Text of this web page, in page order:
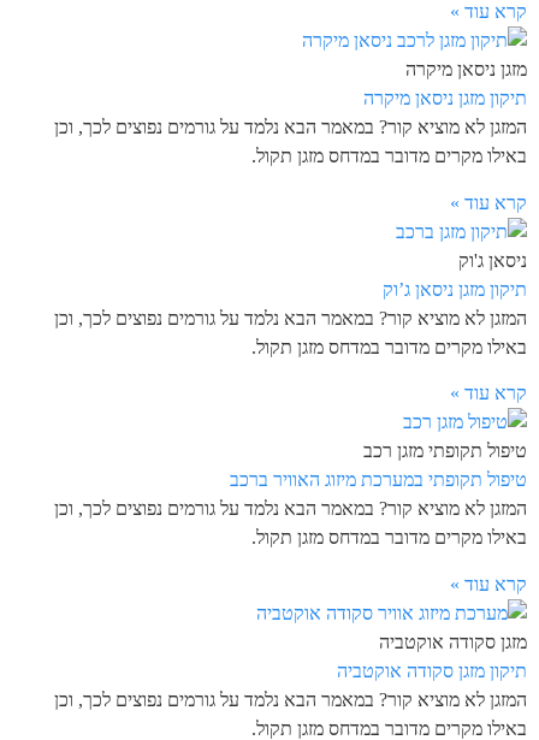
קרא עוד »
מזגן ניסאן מיקרה
תיקון מזגן ניסאן מיקרה
המזגן לא מוציא קור? במאמר הבא נלמד על גורמים נפוצים לכך, וכן
באילו מקרים מדובר במדחס מזגן תקול.
קרא עוד »
ניסאן ג'וק
תיקון מזגן ניסאן ג’וק
המזגן לא מוציא קור? במאמר הבא נלמד על גורמים נפוצים לכך, וכן
באילו מקרים מדובר במדחס מזגן תקול.
קרא עוד »
טיפול תקופתי מזגן רכב
טיפול תקופתי במערכת מיזוג האוויר ברכב
המזגן לא מוציא קור? במאמר הבא נלמד על גורמים נפוצים לכך, וכן
באילו מקרים מדובר במדחס מזגן תקול.
קרא עוד »
מזגן סקודה אוקטביה
תיקון מזגן סקודה אוקטביה
המזגן לא מוציא קור? במאמר הבא נלמד על גורמים נפוצים לכך, וכן
באילו מקרים מדובר במדחס מזגן תקול.